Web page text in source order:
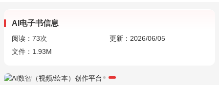
AI电子书信息
阅读： 73次
更新：2026/06/05
文件：1.93M